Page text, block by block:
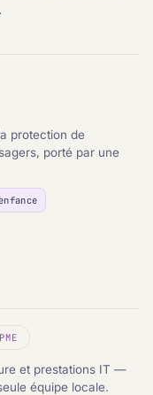
protection de
porté par une
et prestations IT —
équipe locale.